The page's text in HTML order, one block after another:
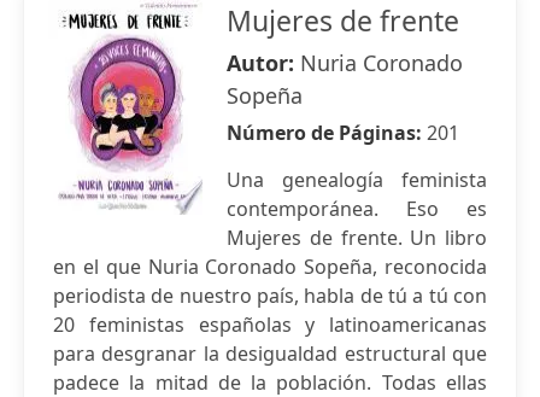
Mujeres de frente
Autor: Nuria Coronado
Sopeña
Número de Páginas: 201
Una genealogía feminista
contemporánea. Eso es
Mujeres de frente. Un libro
en el que Nuria Coronado Sopeña, reconocida
periodista de nuestro país, habla de tú a tú con
20 feministas españolas y latinoamericanas
para desgranar la desigualdad estructural que
padece la mitad de la población. Todas ellas